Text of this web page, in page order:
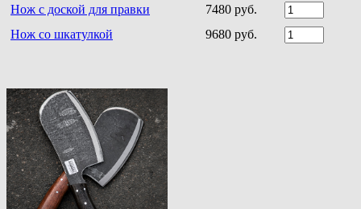
Нож с доской для правки
7480 руб.
Нож со шкатулкой
9680 руб.